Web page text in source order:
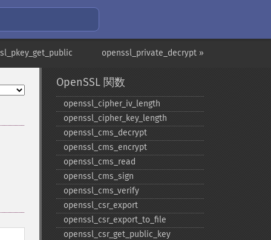
openssl_private_decrypt »
OpenSSL 関数
openssl_​cipher_​iv_​length
openssl_​cipher_​key_​length
openssl_​cms_​decrypt
openssl_​cms_​encrypt
openssl_​cms_​read
openssl_​cms_​sign
openssl_​cms_​verify
openssl_​csr_​export
openssl_​csr_​export_​to_​file
openssl_​csr_​get_​public_​key